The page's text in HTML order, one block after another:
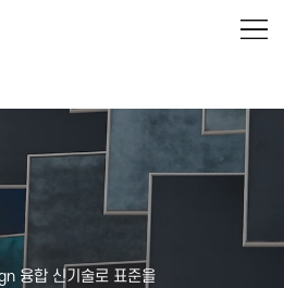
융합 신기술로 표준을